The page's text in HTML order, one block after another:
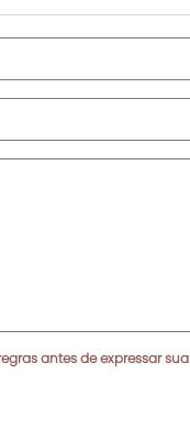
antes de expressar sua